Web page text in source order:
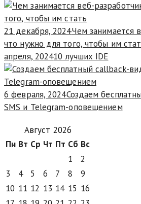
21 декабря, 2024Чем занимается
что нужно для того, чтобы им
апреля, 202410 лучших IDE
6 февраля, 2024Создаем
SMS и Telegram-оповещением
Август 2026
Пн Вт Ср Чт Пт Сб Вс
1
2
3
4 5 6 7 8
9
10 11 12 13 14 15 16